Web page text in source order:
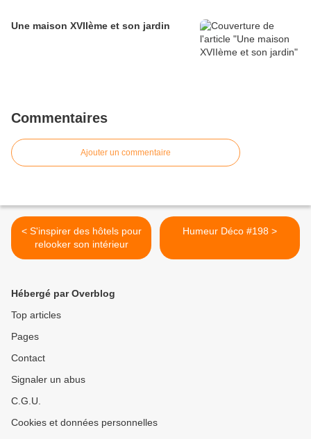
Une maison XVIIème et son jardin
Commentaires
Ajouter un commentaire
< S'inspirer des hôtels pour
relooker son intérieur
Humeur Déco #198 >
Hébergé par Overblog
Top articles
Pages
Contact
Signaler un abus
C.G.U.
Cookies et données personnelles